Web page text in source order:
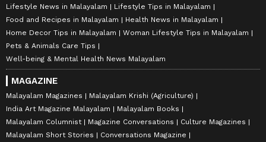
Lifestyle News in Malayalam
Lifestyle Tips in Malayalam
Food and Recipes in Malayalam
Health News in Malayalam
Home Decor Tips in Malayalam
Woman Lifestyle Tips in Malayalam
Pets & Animals Care Tips
Well-being & Mental Health News Malayalam
MAGAZINE
Malayalam Magazines
Malayalam Krishi (Agriculture)
India Art Magazine Malayalam
Malayalam Books
Malayalam Columnist
Magazine Conversations
Culture Magazines
Malayalam Short Stories
Conversations Magazine